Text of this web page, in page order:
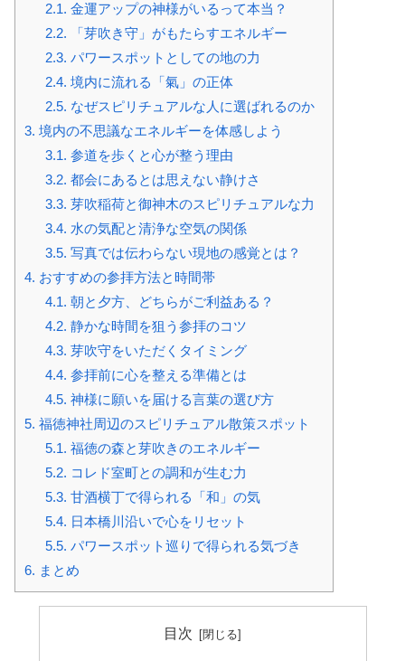
2.1. 金運アップの神様がいるって本当？
2.2. 「芽吹き守」がもたらすエネルギー
2.3. パワースポットとしての地の力
2.4. 境内に流れる「氣」の正体
2.5. なぜスピリチュアルな人に選ばれるのか
3. 境内の不思議なエネルギーを体感しよう
3.1. 参道を歩くと心が整う理由
3.2. 都会にあるとは思えない静けさ
3.3. 芽吹稲荷と御神木のスピリチュアルな力
3.4. 水の気配と清浄な空気の関係
3.5. 写真では伝わらない現地の感覚とは？
4. おすすめの参拝方法と時間帯
4.1. 朝と夕方、どちらがご利益ある？
4.2. 静かな時間を狙う参拝のコツ
4.3. 芽吹守をいただくタイミング
4.4. 参拝前に心を整える準備とは
4.5. 神様に願いを届ける言葉の選び方
5. 福徳神社周辺のスピリチュアル散策スポット
5.1. 福徳の森と芽吹きのエネルギー
5.2. コレド室町との調和が生む力
5.3. 甘酒横丁で得られる「和」の気
5.4. 日本橋川沿いで心をリセット
5.5. パワースポット巡りで得られる気づき
6. まとめ
目次